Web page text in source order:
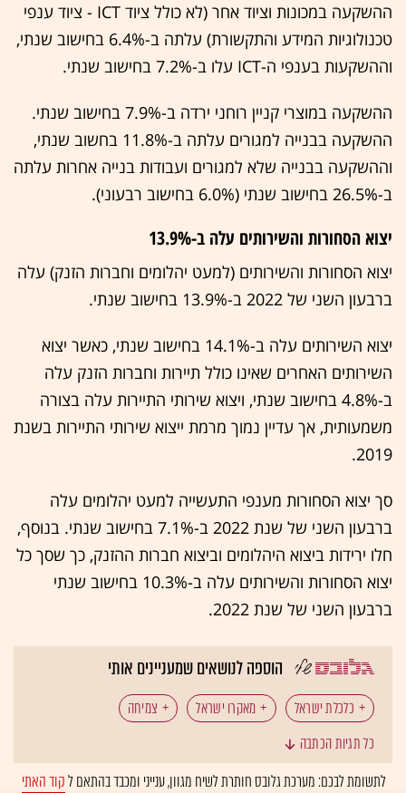
ההשקעה במכונות וציוד אחר (לא כולל ציוד ICT - ציוד ענפי
טכנולוגיות המידע והתקשורת) עלתה ב-6.4% בחישוב שנתי,
וההשקעות בענפי ה-ICT עלו ב-7.2% בחישוב שנתי.
ההשקעה במוצרי קניין רוחני ירדה ב-7.9% בחישוב שנתי.
ההשקעה בבנייה למגורים עלתה ב-11.8% בחשוב שנתי,
וההשקעה בבנייה שלא למגורים ועבודות בנייה אחרות עלתה
ב-26.5% בחישוב שנתי (6.0% בחישוב רבעוני).
יצוא הסחורות והשירותים עלה ב-13.9%
יצוא הסחורות והשירותים (למעט יהלומים וחברות הזנק) עלה
ברבעון השני של 2022 ב-13.9% בחישוב שנתי.
יצוא השירותים עלה ב-14.1% בחישוב שנתי, כאשר יצוא
השירותים האחרים שאינו כולל תיירות וחברות הזנק עלה
ב-4.8% בחישוב שנתי, ויצוא שירותי התיירות עלה בצורה
משמעותית, אך עדיין נמוך מרמת ייצוא שירותי התיירות בשנת
2019.
סך יצוא הסחורות מענפי התעשייה למעט יהלומים עלה
ברבעון השני של שנת 2022 ב-7.1% בחישוב שנתי. בנוסף,
חלו ירידות ביצוא היהלומים וביצוא חברות ההזנק, כך שסך כל
יצוא הסחורות והשירותים עלה ב-10.3% בחישוב שנתי
ברבעון השני של שנת 2022.
הוספה לנושאים שמעניינים אותי
כלכלת ישראל מאקרו ישראל צמיחה
תמ"ג (תוצר מקומי גולמי)
כל תגיות הכתבה
לתשומת לבכם: מערכת גלובס חותרת לשיח מגוון, ענייני ומכבד בהתאם לקוד האתי